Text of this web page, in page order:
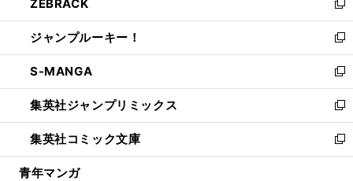
く
で
開
く
ド
ウ
で
開
く
ィ
ン
ド
ウ
で
開
く
い
ウ
ィ
ン
ド
ウ
で
開
く
ZEBRACK
新
し
い
ウ
ィ
ン
ド
ウ
で
開
ジャンプルーキー！
新
し
い
ウ
ィ
ン
ド
ウ
S-MANGA
新
し
い
ウ
ィ
ン
集英社ジャンプリミックス
新
し
い
ウ
集英社コミック文庫
新
し
青年マンガ